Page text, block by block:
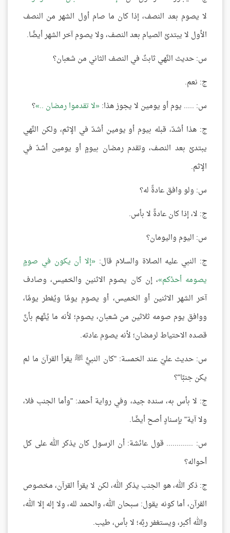
لا يصوم بعد النصف، إذا كان ما صام أول الشهر من النصف
الأول لا يبتدئ الصيام بعد النصف، ولا يصوم آخر الشهر أيضًا.
س: حديث النَّهي ثابتٌ في النصف الثاني من شعبان؟
ج: نعم.
س: ..... يوم أو يومين لا يجوز هذا: لا تقدموا رمضان .. ؟
ج: هذا أشدّ، قبله بيوم أو يومين أشدّ في الإثم، ولكن النَّهي
يبتدئ بعد النصف، وتقدم رمضان بيومٍ أو يومين أشدّ في
الإثم.
س: ولو وافق عادةً له؟
ج: لا، إذا كان عادةً لا بأس.
س: اليوم واليومان؟
ج: النبي عليه الصلاة والسلام قال: إلا أن يكون في صومٍ
يصومه أحدُكم ، إن كان يصوم الاثنين والخميس، وصادف
آخر الشهر الاثنين أو الخميس، أو يصوم يومًا ويُفطر يومًا،
ووافق يوم صومه ثلاثين من شعبان، يصوم؛ لأنه ما يُتَّهم بأنَّ
قصده الاحتياط لرمضان؛ لأنه يصوم عادته.
س: حديث عليّ عند الخمسة: "كان النبيُّ ﷺ يقرأ القرآنَ ما لم
يكن جنبًا"؟
ج: لا بأس به، سنده جيد، وفي رواية أحمد: "وأما الجنب فلا،
ولا آية" بإسنادٍ أصح أيضًا.
س: ............. قول عائشة: أن الرسول كان يذكر الله على كل
أحواله؟
ج: ذكر الله، هو الجنب يذكر الله، لكن لا يقرأ القرآن، مخصوص
القرآن، أما كونه يقول: سبحان الله، والحمد لله، ولا إله إلا الله،
والله أكبر، ويستغفر ربَّه؛ لا بأس، طيب.